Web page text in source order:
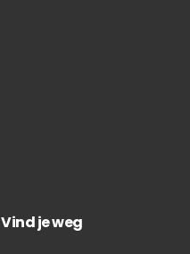
Vind je weg